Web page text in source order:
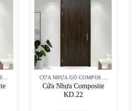
CỬA NHỰA GỖ COMPOSITE CỬA NHỰA GỖ COMPOSITE
Cửa Nhựa Composite
KD.22